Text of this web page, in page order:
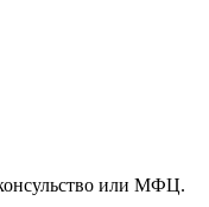
или МФЦ.